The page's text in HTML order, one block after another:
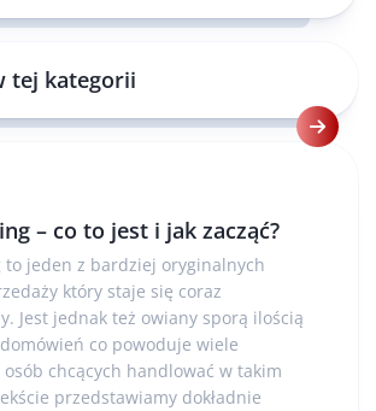
tej kategorii
– co to jest i jak zacząć?
jeden z bardziej oryginalnych
który staje się coraz
Jest jednak też owiany sporą ilością
co powoduje wiele
chcących handlować w takim
przedstawiamy dokładnie